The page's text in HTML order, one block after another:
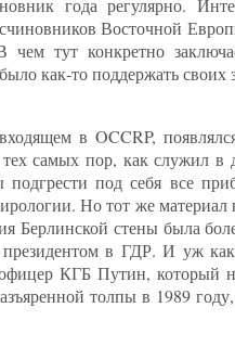
года регулярно.
Восточной
тут конкретно
как-то поддержать своих
в OCCRP,
самых пор, как служил
под себя все
Но тот же
Берлинской стены была
в ГДР. И уж
КГБ Путин, который
толпы в 1989